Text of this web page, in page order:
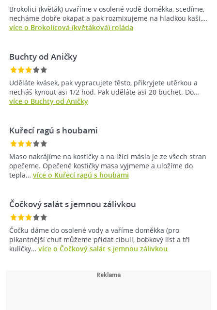
Brokolici (květák) uvaříme v osolené vodě doměkka, scedíme,
necháme dobře okapat a pak rozmixujeme na hladkou kaši,…
více o Brokolicová (květáková) roláda
Buchty od Aničky
Uděláte kvásek, pak vypracujete těsto, přikryjete utěrkou a
necháš kynout asi 1/2 hod. Pak uděláte asi 20 buchet. Do…
více o Buchty od Aničky
Kuřecí ragú s houbami
Maso nakrájíme na kostičky a na lžíci másla je ze všech stran
opečeme. Opečené kostičky masa vyjmeme a uložíme do
tepla… více o Kuřecí ragú s houbami
Čočkový salát s jemnou zálivkou
Čočku dáme do osolené vody a vaříme doměkka (pro
pikantnější chuť můžeme přidat cibuli, bobkový list a tři
kuličky… více o Čočkový salát s jemnou zálivkou